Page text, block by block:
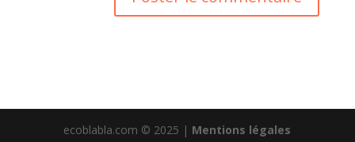
ecoblabla.com © 2025 | Mentions légales